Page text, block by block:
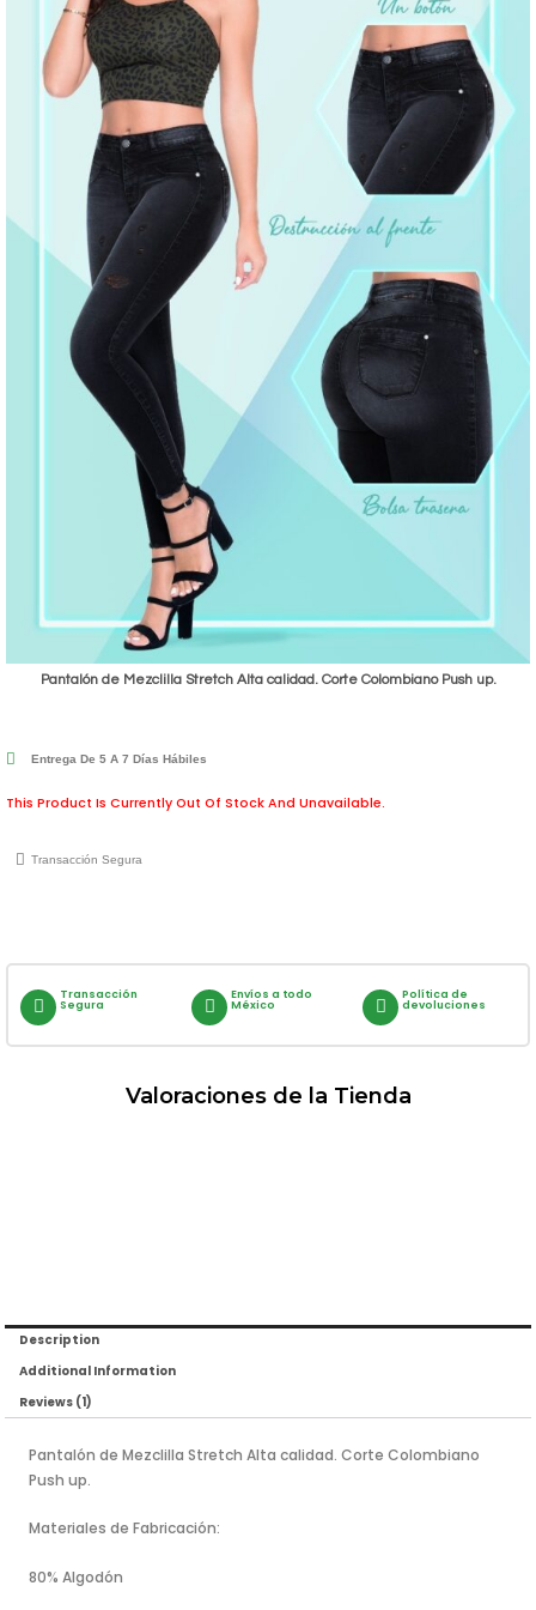
Pantalón de Mezclilla Stretch Alta calidad. Corte Colombiano Push up.
Entrega De 5 A 7 Días Hábiles
This Product Is Currently Out Of Stock And Unavailable.
Transacción Segura
Transacción
Segura
Envíos a todo
México
Política de
devoluciones
Description
Additional Information
Reviews (1)
Pantalón de Mezclilla Stretch Alta calidad. Corte Colombiano
Push up.
Materiales de Fabricación:
80% Algodón
Valoraciones de la Tienda